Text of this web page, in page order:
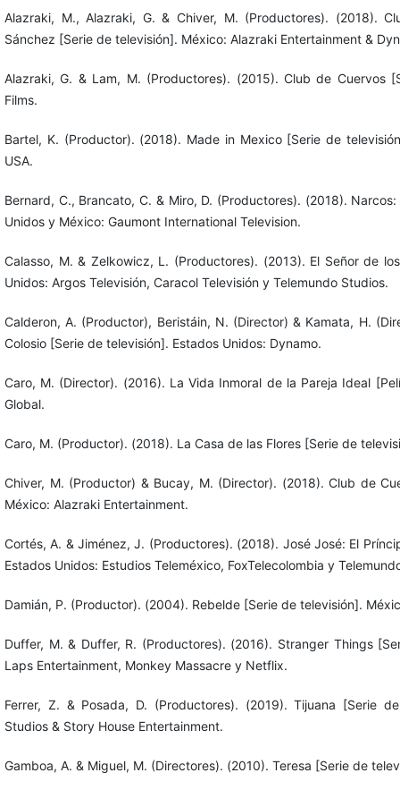
Alazraki, M., Alazraki, G. & Chiver, M. (Productores). (2018).
Sánchez [Serie de televisión]. México: Alazraki Entertainment &
Alazraki, G. & Lam, M. (Productores). (2015). Club de Cuervos
Films.
Bartel, K. (Productor). (2018). Made in Mexico [Serie de
USA.
Bernard, C., Brancato, C. & Miro, D. (Productores). (2018).
Unidos y México: Gaumont International Television.
Calasso, M. & Zelkowicz, L. (Productores). (2013). El Señor de
Unidos: Argos Televisión, Caracol Televisión y Telemundo Studios.
Calderon, A. (Productor), Beristáin, N. (Director) & Kamata, H.
Colosio [Serie de televisión]. Estados Unidos: Dynamo.
Caro, M. (Director). (2016). La Vida Inmoral de la Pareja Ideal
Global.
Caro, M. (Productor). (2018). La Casa de las Flores [Serie de
Chiver, M. (Productor) & Bucay, M. (Director). (2018). Club de
México: Alazraki Entertainment.
Cortés, A. & Jiménez, J. (Productores). (2018). José José: El
Estados Unidos: Estudios Teleméxico, FoxTelecolombia y
Damián, P. (Productor). (2004). Rebelde [Serie de televisión].
Duffer, M. & Duffer, R. (Productores). (2016). Stranger Things
Laps Entertainment, Monkey Massacre y Netflix.
Ferrer, Z. & Posada, D. (Productores). (2019). Tijuana [Serie
Studios & Story House Entertainment.
Gamboa, A. & Miguel, M. (Directores). (2010). Teresa [Serie de